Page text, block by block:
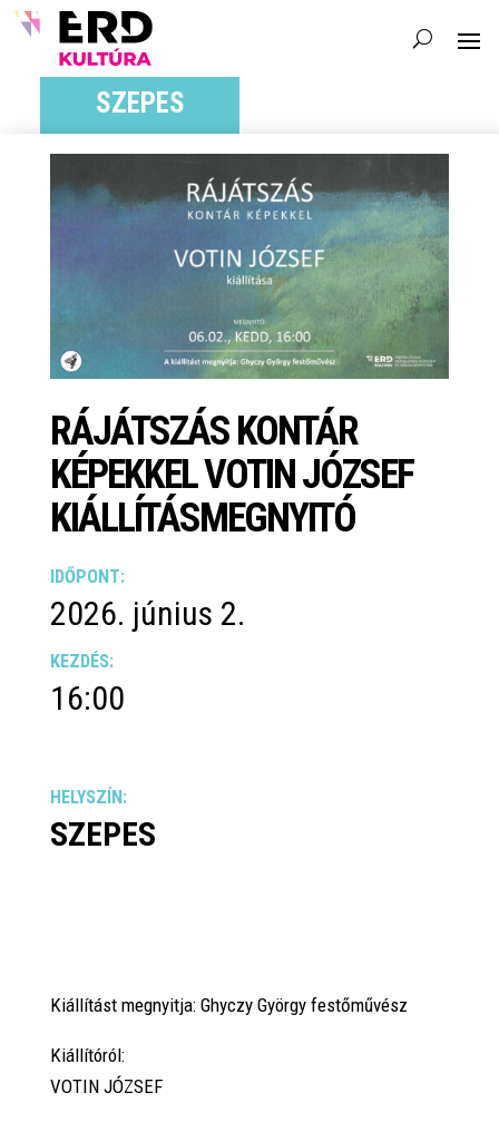
SZEPES
RÁJÁTSZÁS KONTÁR
KÉPEKKEL VOTIN JÓZSEF
KIÁLLÍTÁSMEGNYITÓ
IDŐPONT:
2026. június 2.
KEZDÉS:
16:00
HELYSZÍN:
SZEPES
Kiállítást megnyitja: Ghyczy György festőművész
Kiállítóról:
VOTIN JÓZSEF